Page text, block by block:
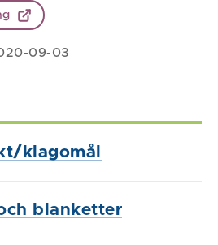
09-03
klagomål
blanketter